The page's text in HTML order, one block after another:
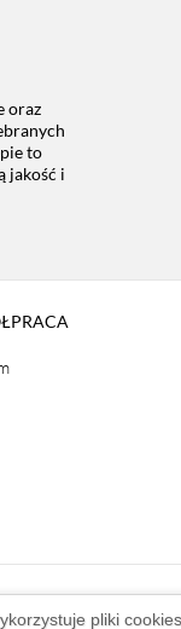
oraz
to
jakość i
pliki